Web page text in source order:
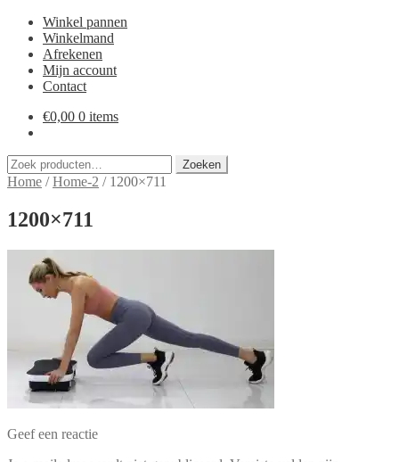
Winkel pannen
Winkelmand
Afrekenen
Mijn account
Contact
€0,00 0 items
Zoeken
naar:
Zoeken
Home /Home-2 / 1200×711
1200×711
Geef een reactie